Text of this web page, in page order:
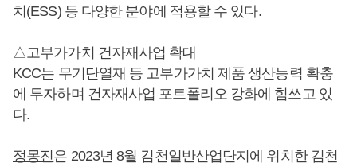
치(ESS) 등 다양한 분야에 적용할 수 있다.
△고부가가치 건자재사업 확대
KCC는 무기단열재 등 고부가가치 제품 생산능력 확충
에 투자하며 건자재사업 포트폴리오 강화에 힘쓰고 있
다.
정몽진은 2023년 8월 김천일반산업단지에 위치한 김천